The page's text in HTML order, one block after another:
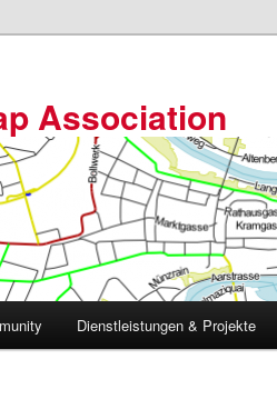
Association
Dienstleistungen & Projekte